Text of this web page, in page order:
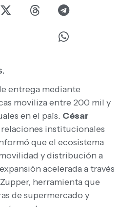
entrega mediante
moviliza entre 200 mil y
en el país. César
institucionales
que el ecosistema
y distribución a
acelerada a través
herramienta que
de supermercado y